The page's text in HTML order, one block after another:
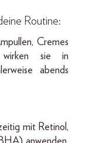
Routine:
Cremes
sie in
abends
mit Retinol,